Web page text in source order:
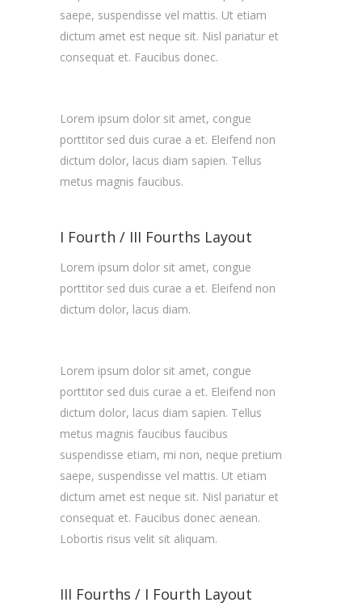
saepe, suspendisse vel mattis. Ut etiam
dictum amet est neque sit. Nisl pariatur et
consequat et. Faucibus donec.
Lorem ipsum dolor sit amet, congue
porttitor sed duis curae a et. Eleifend non
dictum dolor, lacus diam sapien. Tellus
metus magnis faucibus.
I Fourth / III Fourths Layout
Lorem ipsum dolor sit amet, congue
porttitor sed duis curae a et. Eleifend non
dictum dolor, lacus diam.
Lorem ipsum dolor sit amet, congue
porttitor sed duis curae a et. Eleifend non
dictum dolor, lacus diam sapien. Tellus
metus magnis faucibus faucibus
suspendisse etiam, mi non, neque pretium
saepe, suspendisse vel mattis. Ut etiam
dictum amet est neque sit. Nisl pariatur et
consequat et. Faucibus donec aenean.
Lobortis risus velit sit aliquam.
III Fourths / I Fourth Layout